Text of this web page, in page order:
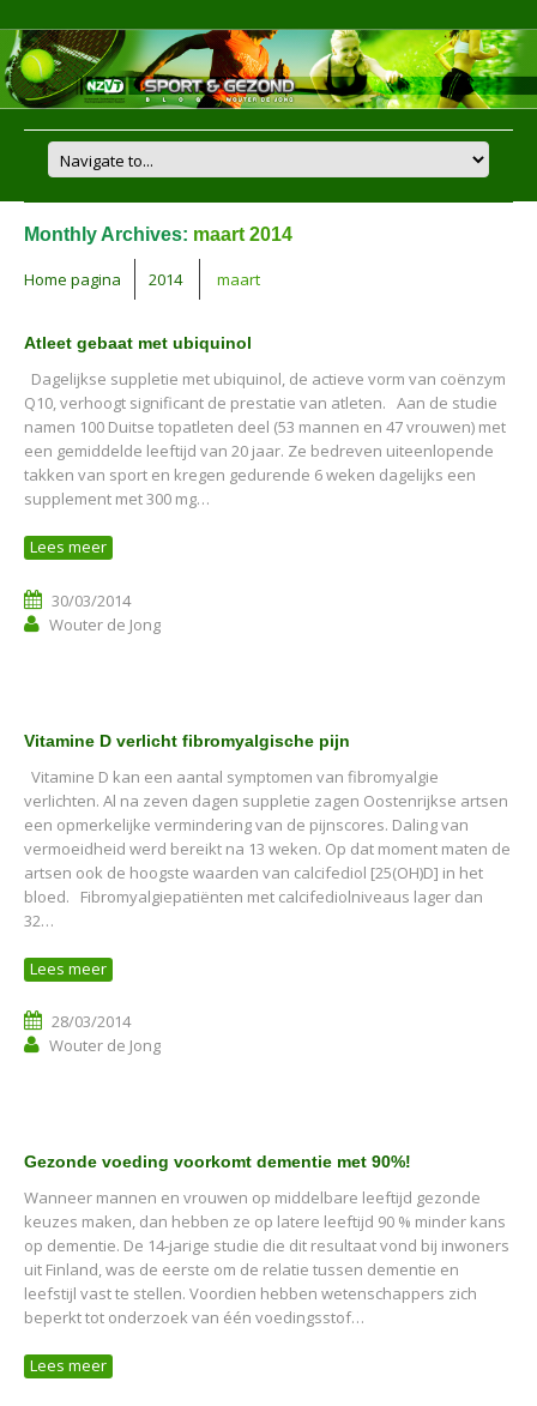
Monthly Archives: maart 2014
Home pagina 2014 maart
Atleet gebaat met ubiquinol
Dagelijkse suppletie met ubiquinol, de actieve vorm van coënzym
Q10, verhoogt significant de prestatie van atleten. Aan de studie
namen 100 Duitse topatleten deel (53 mannen en 47 vrouwen) met
een gemiddelde leeftijd van 20 jaar. Ze bedreven uiteenlopende
takken van sport en kregen gedurende 6 weken dagelijks een
supplement met 300 mg…
Lees meer
30/03/2014
Wouter de Jong
Vitamine D verlicht fibromyalgische pijn
Vitamine D kan een aantal symptomen van fibromyalgie
verlichten. Al na zeven dagen suppletie zagen Oostenrijkse artsen
een opmerkelijke vermindering van de pijnscores. Daling van
vermoeidheid werd bereikt na 13 weken. Op dat moment maten de
artsen ook de hoogste waarden van calcifediol [25(OH)D] in het
bloed. Fibromyalgiepatiënten met calcifediolniveaus lager dan
32…
Lees meer
28/03/2014
Wouter de Jong
Gezonde voeding voorkomt dementie met 90%!
Wanneer mannen en vrouwen op middelbare leeftijd gezonde
keuzes maken, dan hebben ze op latere leeftijd 90 % minder kans
op dementie. De 14-jarige studie die dit resultaat vond bij inwoners
uit Finland, was de eerste om de relatie tussen dementie en
leefstijl vast te stellen. Voordien hebben wetenschappers zich
beperkt tot onderzoek van één voedingsstof…
Lees meer